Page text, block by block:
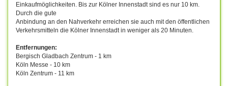
Einkaufmöglichkeiten. Bis zur Kölner Innenstadt sind es nur 10 km.
Durch die gute
Anbindung an den Nahverkehr erreichen sie auch mit den öffentlichen
Verkehrsmitteln die Kölner Innenstadt in weniger als 20 Minuten.
Entfernungen:
Bergisch Gladbach Zentrum - 1 km
Köln Messe - 10 km
Köln Zentrum - 11 km